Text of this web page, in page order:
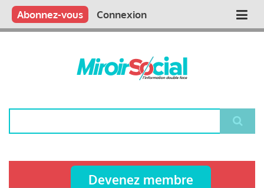
Aller
contenu
Main
Qui sommes nous ?
Vous publiez
Nous publions
Contactez-nous
Abonnez-vous Connexion
Devenez membre